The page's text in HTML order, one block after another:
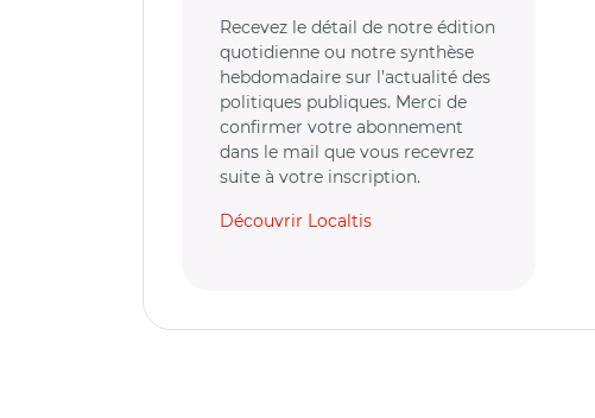
Recevez le détail de notre édition
quotidienne ou notre synthèse
hebdomadaire sur l’actualité des
politiques publiques. Merci de
confirmer votre abonnement
dans le mail que vous recevrez
suite à votre inscription.
Découvrir Localtis